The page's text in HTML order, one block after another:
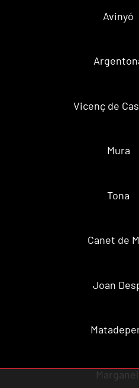
Avinyó
Vicenç de
Mura
Tona
Canet de
Joan
Marganell